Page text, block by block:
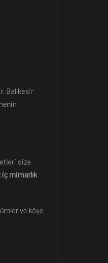
Balıkesir
size
mimarlık
ve köşe